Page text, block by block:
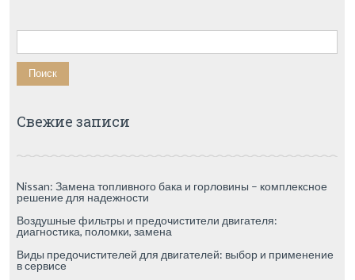
Найти:
Свежие записи
Nissan: Замена топливного бака и горловины – комплексное
решение для надежности
Воздушные фильтры и предочистители двигателя:
диагностика, поломки, замена
Виды предочистителей для двигателей: выбор и применение
в сервисе